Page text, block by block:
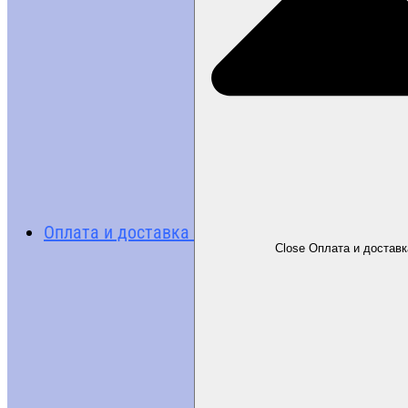
Оплата и доставка
Close Оплата и